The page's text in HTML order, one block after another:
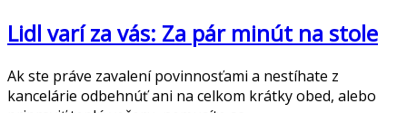
Lidl varí za vás: Za pár minút na stole
Ak ste práve zavalení povinnosťami a nestíhate z
kancelárie odbehnúť ani na celkom krátky obed, alebo